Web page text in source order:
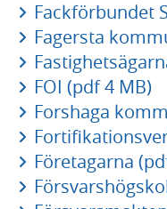
Fackförbundet
Fagersta
FOI (pdf 4 MB)
Forshaga
Företagarna